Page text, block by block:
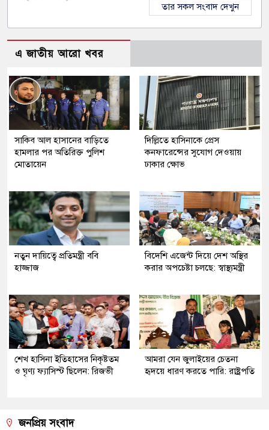
তার সকল সংবাদ দেখুন
এ জাতীয় আরো খবর
সাকিব আল হাসানের বাড়িতে
হামলার পর অতিরিক্ত পুলিশ
মোতায়েন
দিল্লিতে হাসিনাকে প্রেস
কনফারেন্সের সুযোগ দেওয়ায়
ঢাকার ক্ষোভ
নতুন দায়িত্বে প্রতিমন্ত্রী ববি
হাজ্জাজ
বিদেশি এজেন্ট দিয়ে দেশ অস্থির
করার অপচেষ্টা চলছে: স্বাস্থ্যমন্ত্রী
শেখ হাসিনা ইতিহাসের নিকৃষ্টতম
ও ঘৃণ্য ফ্যাসিস্ট ছিলেন: রিজভী
আমরা যেন জুলাইয়ের চেতনা
হৃদয়ে ধারণ করতে পারি: রাষ্ট্রপতি
জনপ্রিয় সংবাদ